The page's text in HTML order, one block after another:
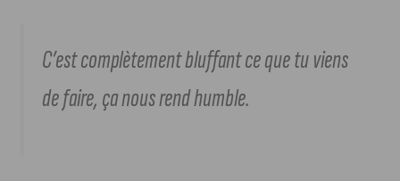
C’est complètement bluffant ce que tu viens
de faire, ça nous rend humble.